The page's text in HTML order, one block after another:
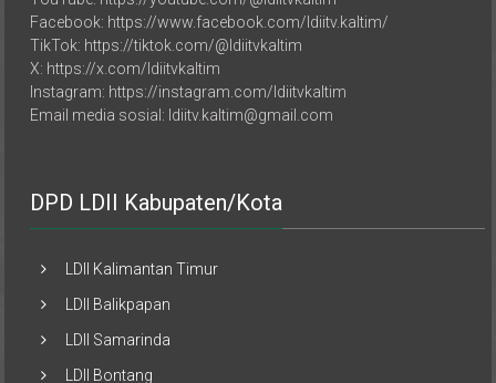
TikTok: https://tiktok.com/@ldiitvkaltim
X: https://x.com/ldiitvkaltim
Instagram: https://instagram.com/ldiitvkaltim
Email media sosial: ldiitv.kaltim@gmail.com
LDII Samarinda